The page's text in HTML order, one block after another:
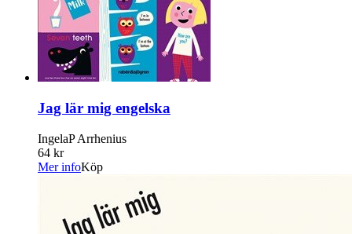
Jag lär mig engelska
IngelaP Arrhenius
64 kr
Mer infoKöp